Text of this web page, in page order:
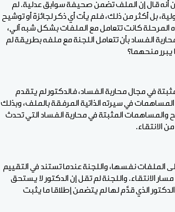
أنه قال إن الملف تضمن صحيفة سوابق عدلية. لم
بل أكثر من ذلك، فلم يأت أي ذكر لجائزة أو توشيح
المرحلة كانت تتعامل مع الملفات بشكل شبه آلي،
الفساد بأن تتعامل اللجنة مع ملفه بطريقة لم
منحهما؟
في مجال محاربة الفساد، فالدكتور لم يتقدم
في سيرته الذاتية المرفقة بالملف، وبذلك
والمساهمات المثبتة في محاربة الفساد التي تحدث
الانتقاء.
الملفات نفسها، واللجنة عندما تستند في التقييم
الانتقاء. واللجنة لم تقل إن الدكتور لا يستحق
الدكتور الذي قدَّم لها لم يتضمن إطلاقا ما يثبت